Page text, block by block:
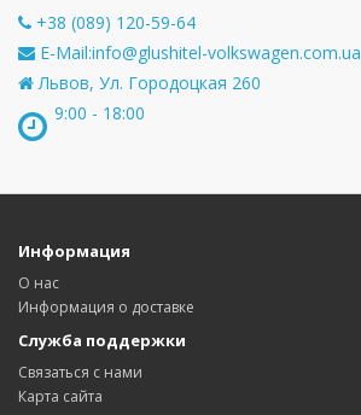
+38 (089) 120-59-64
E-Mail:info@glushitel-volkswagen.com.ua
Львов, Ул. Городоцкая 260
9:00 - 18:00
Информация
О нас
Информация о доставке
Служба поддержки
Связаться с нами
Карта сайта